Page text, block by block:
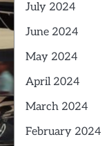
July 2024
June 2024
May 2024
April 2024
March 2024
February 2024